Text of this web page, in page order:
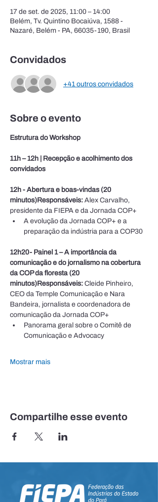
17 de set. de 2025, 11:00 – 14:00
Belém, Tv. Quintino Bocaiúva, 1588 -
Nazaré, Belém - PA, 66035-190, Brasil
Convidados
+41 outros convidados
Sobre o evento
Estrutura do Workshop
11h – 12h | Recepção e acolhimento dos
convidados
12h - Abertura e boas-vindas (20
minutos)Responsáveis: Alex Carvalho,
presidente da FIEPA e da Jornada COP+
A evolução da Jornada COP+ e a
preparação da indústria para a COP30
12h20- Painel 1 – A importância da
comunicação e do jornalismo na cobertura
da COP da floresta (20
minutos)Responsáveis: Cleide Pinheiro,
CEO da Temple Comunicação e Nara
Bandeira, jornalista e coordenadora de
comunicação da Jornada COP+
Panorama geral sobre o Comitê de
Comunicação e Advocacy
Mostrar mais
Compartilhe esse evento